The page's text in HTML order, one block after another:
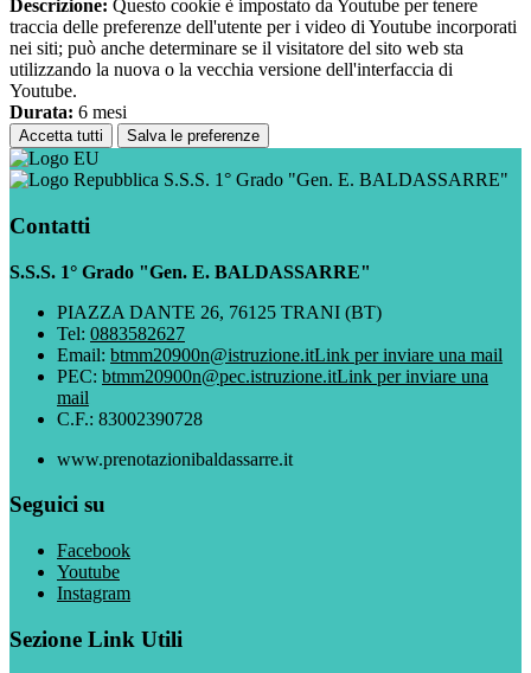
Descrizione: Questo cookie è impostato da Youtube per tenere
traccia delle preferenze dell'utente per i video di Youtube incorporati
nei siti; può anche determinare se il visitatore del sito web sta
utilizzando la nuova o la vecchia versione dell'interfaccia di
Youtube.
Durata: 6 mesi
Accetta tutti Salva le preferenze
S.S.S. 1° Grado "Gen. E. BALDASSARRE"
Contatti
S.S.S. 1° Grado "Gen. E. BALDASSARRE"
PIAZZA DANTE 26, 76125 TRANI (BT)
Tel: 0883582627
Email: btmm20900n@istruzione.itLink per inviare una mail
PEC: btmm20900n@pec.istruzione.itLink per inviare una
mail
C.F.: 83002390728
www.prenotazionibaldassarre.it
Seguici su
Facebook
Youtube
Instagram
Sezione Link Utili